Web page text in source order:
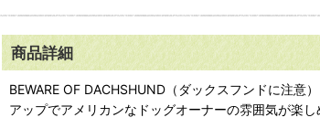
商品詳細
BEWARE OF DACHSHUND（ダックスフンドに注
アップでアメリカンなドッグオーナーの雰囲気が楽し